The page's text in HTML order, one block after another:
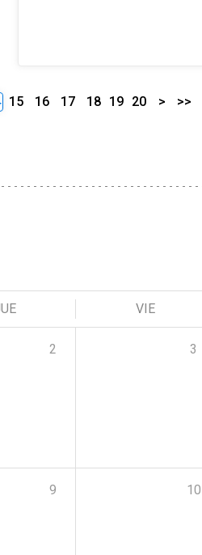
15 16 17 18 19 20 > >>
VIE
2 3
9 10